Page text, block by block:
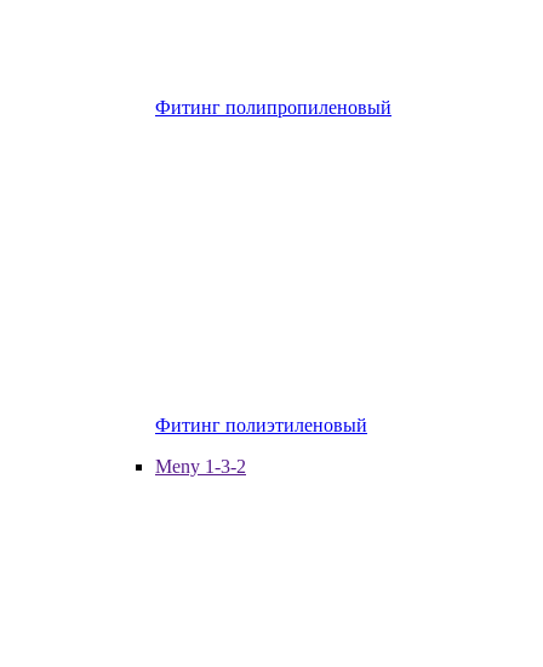
Фитинг полипропиленовый
Фитинг полиэтиленовый
Meny 1-3-2